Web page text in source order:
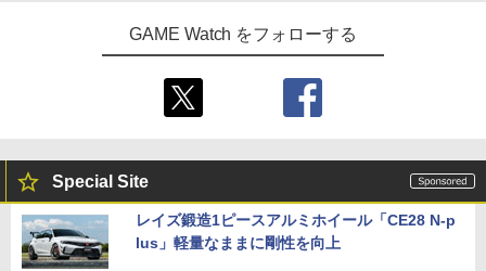
GAME Watch をフォローする
Special Site
レイズ鍛造1ピースアルミホイール「CE28 N-p
lus」軽量なままに剛性を向上